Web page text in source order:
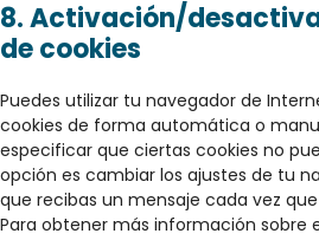
8. Activación/
de cookies
Puedes utilizar tu navegador de
cookies de forma automática o
especificar que ciertas cookies no
opción es cambiar los ajustes de tu
que recibas un mensaje cada vez
Para obtener más información sobre